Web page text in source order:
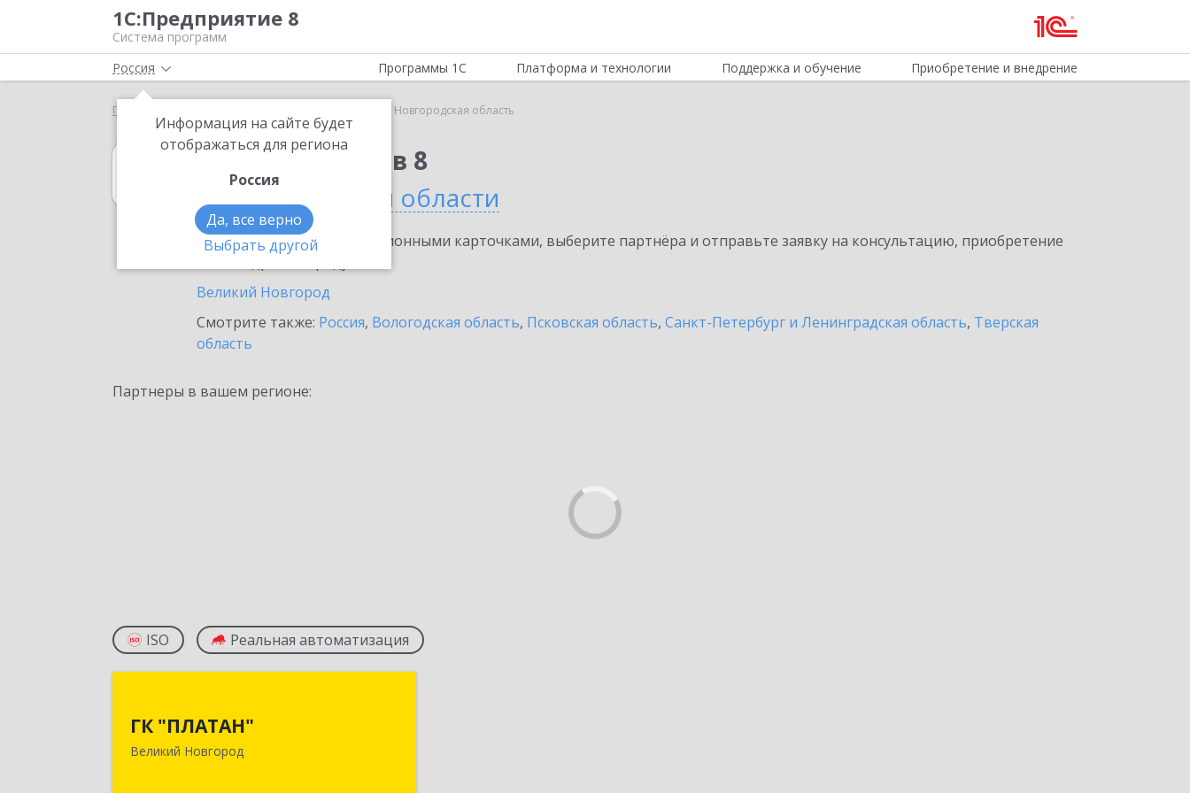
1С:Предприятие 8
Система программ
Россия
Информация на сайте будет
отображаться для региона
Россия
Да, все верно
Выбрать другой
Программы 1С Платформа и технологии Поддержка и обучение Приобретение и внедрение
Главная Новгородская область
1С:Свод отчетов 8
в Новгородской области
Ознакомьтесь с информационными карточками, выберите партнёра и отправьте заявку на консультацию, приобретение
Великий Новгород
Смотрите также: Россия, Вологодская область, Псковская область, Санкт-Петербург и Ленинградская область, Тверская
область
Партнеры в вашем регионе:
ISO Реальная автоматизация
ГК "ПЛАТАН"
Великий Новгород
Новгород г, Большая Санкт-